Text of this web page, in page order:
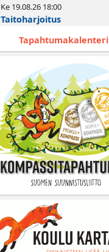
Ke 19.08.26 18:00­
Taitoharjoitus
Tapahtumakalenteri